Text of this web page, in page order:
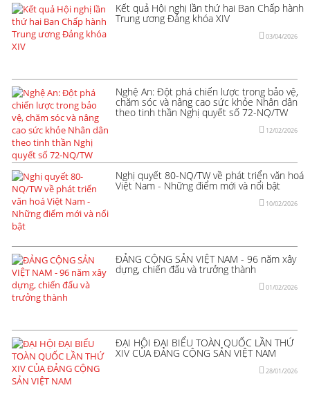
Kết quả Hội nghị lần thứ hai Ban Chấp hành
Trung ương Đảng khóa XIV
03/04/2026
Nghệ An: Đột phá chiến lược trong bảo vệ,
chăm sóc và nâng cao sức khỏe Nhân dân
theo tinh thần Nghị quyết số 72-NQ/TW
12/02/2026
Nghị quyết 80-NQ/TW về phát triển văn hoá
Việt Nam - Những điểm mới và nổi bật
10/02/2026
ĐẢNG CỘNG SẢN VIỆT NAM - 96 năm xây
dựng, chiến đấu và trưởng thành
01/02/2026
ĐẠI HỘI ĐẠI BIỂU TOÀN QUỐC LẦN THỨ
XIV CỦA ĐẢNG CỘNG SẢN VIỆT NAM
28/01/2026